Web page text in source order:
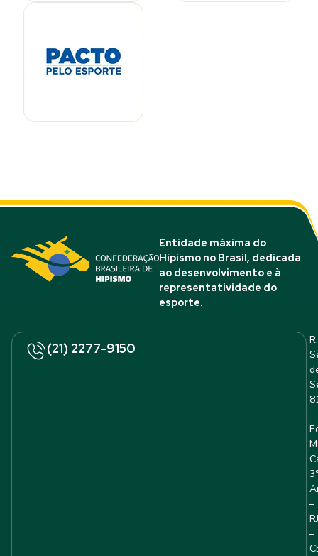
Entidade máxima do
Hipismo no Brasil, dedicada
ao desenvolvimento e à
representatividade do
esporte.
(21) 2277-9150
R.
–
–
RJ
–